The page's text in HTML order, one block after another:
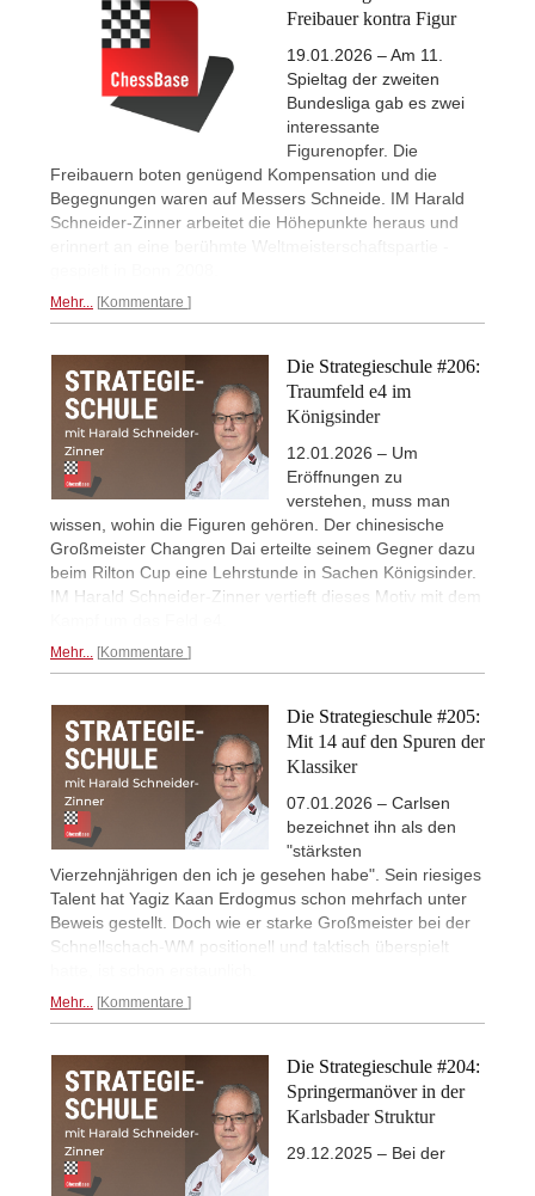
Freibauer kontra Figur
19.01.2026 – Am 11.
Spieltag der zweiten
Bundesliga gab es zwei
interessante
Figurenopfer. Die
Freibauern boten genügend Kompensation und die
Begegnungen waren auf Messers Schneide. IM Harald
Schneider-Zinner arbeitet die Höhepunkte heraus und
erinnert an eine berühmte Weltmeisterschaftspartie -
Mehr... Kommentare
Die Strategieschule #206:
Traumfeld e4 im
Königsinder
12.01.2026 – Um
Eröffnungen zu
verstehen, muss man
wissen, wohin die Figuren gehören. Der chinesische
Großmeister Changren Dai erteilte seinem Gegner dazu
beim Rilton Cup eine Lehrstunde in Sachen Königsinder.
IM Harald Schneider-Zinner vertieft dieses Motiv mit dem
Mehr... Kommentare
Die Strategieschule #205:
Mit 14 auf den Spuren der
Klassiker
07.01.2026 – Carlsen
bezeichnet ihn als den
"stärksten
Vierzehnjährigen den ich je gesehen habe". Sein riesiges
Talent hat Yagiz Kaan Erdogmus schon mehrfach unter
Beweis gestellt. Doch wie er starke Großmeister bei der
Schnellschach-WM positionell und taktisch überspielt
Mehr... Kommentare
Die Strategieschule #204:
Springermanöver in der
Karlsbader Struktur
29.12.2025 – Bei der